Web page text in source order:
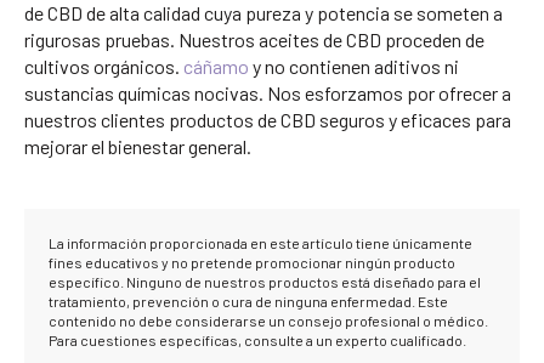
de CBD de alta calidad cuya pureza y potencia se someten a
rigurosas pruebas. Nuestros aceites de CBD proceden de
cultivos orgánicos. cáñamo y no contienen aditivos ni
sustancias químicas nocivas. Nos esforzamos por ofrecer a
nuestros clientes productos de CBD seguros y eficaces para
mejorar el bienestar general.
La información proporcionada en este artículo tiene únicamente
fines educativos y no pretende promocionar ningún producto
específico. Ninguno de nuestros productos está diseñado para el
tratamiento, prevención o cura de ninguna enfermedad. Este
contenido no debe considerarse un consejo profesional o médico.
Para cuestiones específicas, consulte a un experto cualificado.